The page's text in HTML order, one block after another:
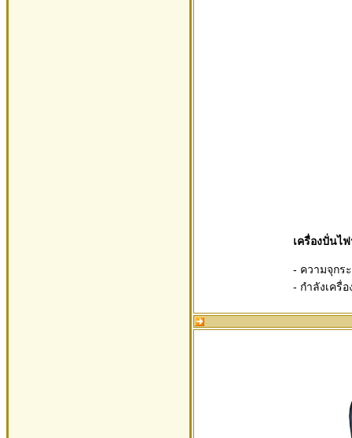
เครื่องปั่นไ
- ความจุกร
- กำลังเครื่